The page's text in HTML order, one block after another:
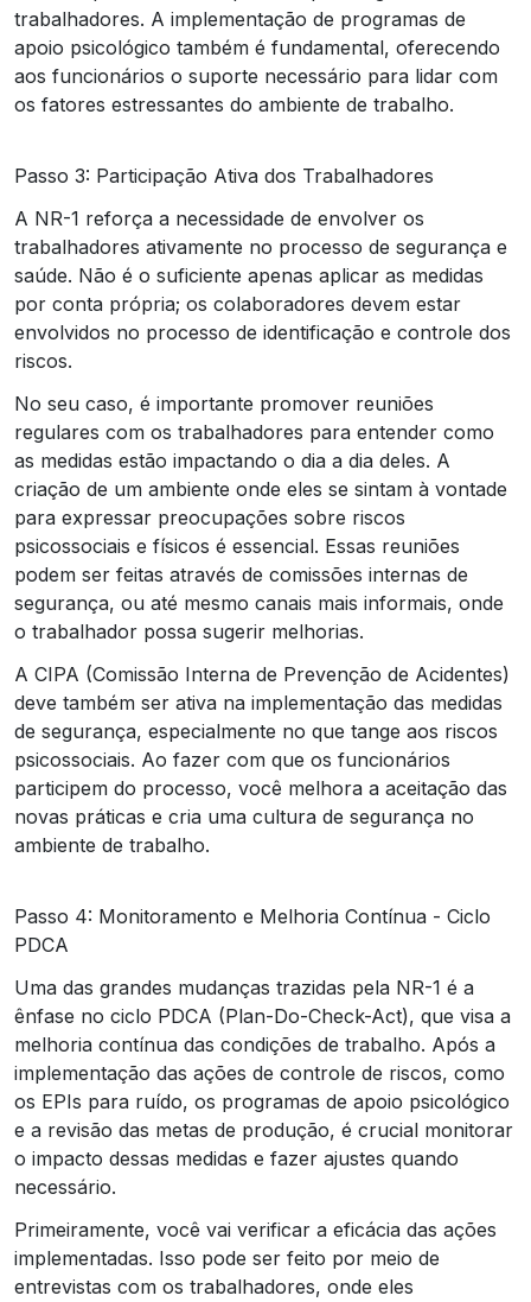
trabalhadores. A implementação de programas de
apoio psicológico também é fundamental, oferecendo
aos funcionários o suporte necessário para lidar com
os fatores estressantes do ambiente de trabalho.
Passo 3: Participação Ativa dos Trabalhadores
A NR-1 reforça a necessidade de envolver os
trabalhadores ativamente no processo de segurança e
saúde. Não é o suficiente apenas aplicar as medidas
por conta própria; os colaboradores devem estar
envolvidos no processo de identificação e controle dos
riscos.
No seu caso, é importante promover reuniões
regulares com os trabalhadores para entender como
as medidas estão impactando o dia a dia deles. A
criação de um ambiente onde eles se sintam à vontade
para expressar preocupações sobre riscos
psicossociais e físicos é essencial. Essas reuniões
podem ser feitas através de comissões internas de
segurança, ou até mesmo canais mais informais, onde
o trabalhador possa sugerir melhorias.
A CIPA (Comissão Interna de Prevenção de Acidentes)
deve também ser ativa na implementação das medidas
de segurança, especialmente no que tange aos riscos
psicossociais. Ao fazer com que os funcionários
participem do processo, você melhora a aceitação das
novas práticas e cria uma cultura de segurança no
ambiente de trabalho.
Passo 4: Monitoramento e Melhoria Contínua - Ciclo
PDCA
Uma das grandes mudanças trazidas pela NR-1 é a
ênfase no ciclo PDCA (Plan-Do-Check-Act), que visa a
melhoria contínua das condições de trabalho. Após a
implementação das ações de controle de riscos, como
os EPIs para ruído, os programas de apoio psicológico
e a revisão das metas de produção, é crucial monitorar
o impacto dessas medidas e fazer ajustes quando
necessário.
Primeiramente, você vai verificar a eficácia das ações
implementadas. Isso pode ser feito por meio de
entrevistas com os trabalhadores, onde eles